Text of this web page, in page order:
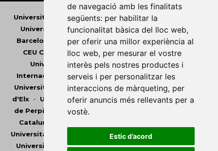
de navegació amb les finalitats
següents: per habilitar la
funcionalitat bàsica del lloc web,
per oferir una millor experiència al
lloc web, per mesurar el vostre
interès pels nostres productes i
serveis i per personalitzar les
interaccions de màrqueting, per
oferir anuncis més rellevants per a
vostè.
Estic d’acord
Universitat Abat Oliba CEU•Universitat d'Alacant
Universitat d'Andorra•Universitat Autònoma de
Barcelona
Universitat de Barcelona•Universitat
CEU Cardenal Herrera
•Universitat de Girona
Universitat de les Illes Balears•Universitat
Internacional de Catalunya •Universitat Jaume I
Universitat de Lleida•Universitat Miguel Hernández
d'Elx• Universitat Oberta de Catalunya•Universitat
de Perpinyà Via Domitia
Catalunya
Universitat Pompeu Fabra
•Universitat Ramon Llull
Universitat Rovira i Virgili•Universitat de Sàsser•